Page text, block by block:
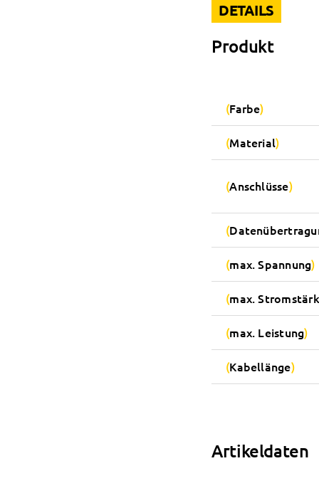
DETAILS
Produkt
Farbe
Material
Anschlüsse
max. Spannung
max.
max. Leistung
Kabellänge
Artikeldaten